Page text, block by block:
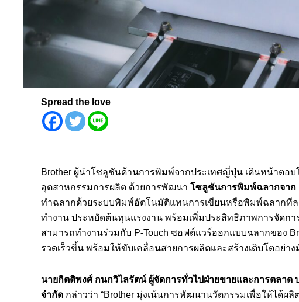
Spread the love
Brother ผู้นำโซลูชันด้านการพิมพ์จากประเทศญี่ปุ่น เดินหน้าตอ
อุตสาหกรรมการผลิต ด้วยการพัฒนา โซลูชันการพิมพ์ฉลากจาก
ทำฉลากด้วยระบบพิมพ์อัตโนมัติแทนการเขียนหรือพิมพ์ฉลากที
ทำงาน ประหยัดต้นทุนแรงงาน พร้อมเพิ่มประสิทธิภาพการจัดก
สามารถทำงานร่วมกับ P-Touch ซอฟต์แวร์ออกแบบฉลากของ
รวดเร็วขึ้น พร้อมให้ขับเคลื่อนสายการผลิตและสร้างเติบโตอย่า
นายกิตติพงศ์ กนกวิไลรัตน์ ผู้จัดการทั่วไปฝ่ายขายและการตลาด
จำกัด กล่าวว่า “Brother มุ่งเน้นการพัฒนานวัตกรรมเพื่อให้ได้